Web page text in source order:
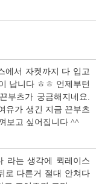
에서 자켓까지 다 입고
납니다 ㅎㅎ 언제부턴
부츠가 궁금해지네요.
유가 생긴 지금 끈부츠
보고 싶어집니다 ^^
라는 생각에 퀵레이스
로 다른거 절대 안쳐다